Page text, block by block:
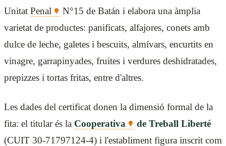
Unitat Penal
N°15 de Batán i elabora una àmplia
varietat de productes: panificats, alfajores, conets amb
dulce de leche, galetes i bescuits, almívars, encurtits en
vinagre, garrapinyades, fruites i verdures deshidratades,
prepizzes i tortas fritas, entre d'altres.
Les dades del certificat donen la dimensió formal de la
fita: el titular és la Cooperativa
de Treball Liberté
(CUIT 30-71797124-4) i l'establiment figura inscrit com